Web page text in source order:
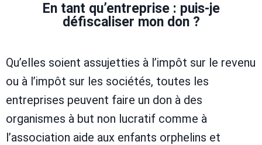
En tant qu’entreprise : puis-je
défiscaliser mon don ?
Qu’elles soient assujetties à l’impôt sur le revenu
ou à l’impôt sur les sociétés, toutes les
entreprises peuvent faire un don à des
organismes à but non lucratif comme à
l’association aide aux enfants orphelins et